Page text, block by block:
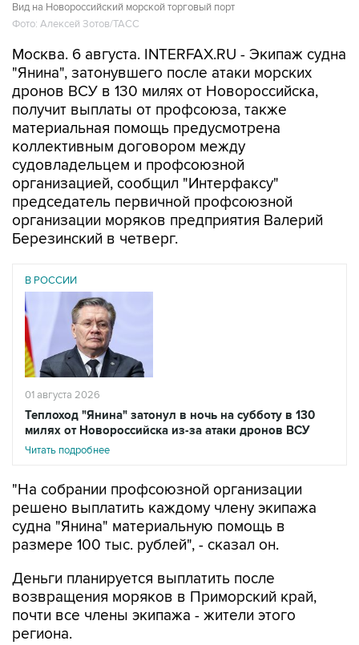
Вид на Новороссийский морской торговый порт
Фото: Алексей Зотов/ТАСС
Москва. 6 августа. INTERFAX.RU - Экипаж судна
"Янина", затонувшего после атаки морских
дронов ВСУ в 130 милях от Новороссийска,
получит выплаты от профсоюза, также
материальная помощь предусмотрена
коллективным договором между
судовладельцем и профсоюзной
организацией, сообщил "Интерфаксу"
председатель первичной профсоюзной
организации моряков предприятия Валерий
Березинский в четверг.
В РОССИИ
01 августа 2026
Теплоход "Янина" затонул в ночь на субботу в 130
милях от Новороссийска из-за атаки дронов ВСУ
Читать подробнее
"На собрании профсоюзной организации
решено выплатить каждому члену экипажа
судна "Янина" материальную помощь в
размере 100 тыс. рублей", - сказал он.
Деньги планируется выплатить после
возвращения моряков в Приморский край,
почти все члены экипажа - жители этого
региона.